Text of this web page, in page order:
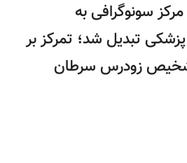
مرکز سونوگرافی به
تبدیل شد؛ تمرکز بر
زودرس سرطان